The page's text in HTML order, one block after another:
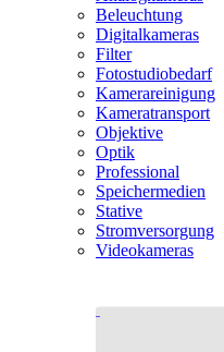
Beleuchtung
Digitalkameras
Filter
Fotostudiobedarf
Kamerareinigung
Kameratransport
Objektive
Optik
Professional
Speichermedien
Stative
Stromversorgung
Videokameras